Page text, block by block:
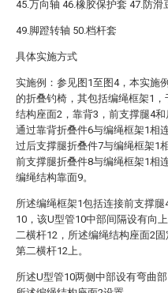
45.万向轴 46.橡胶保护套 47.防滑
49.脚蹬转轴 50.档杆套
具体实施方式
实施例：参见图1至图4，本实施
的折叠钓椅，其包括编绳框架1
结构座面2，靠背3，前支撑腿4
通过靠背折叠件6与编绳框架1相
过后支撑腿折叠件7与编绳框架1
前支撑腿折叠件8与编绳框架1相
编绳结构靠面9。
所述编绳框架1包括连接前支撑
10，该U型管10中部间隔设有向
二横杆12，所述编绳结构座面2
第二横杆12上。
所述U型管10两侧中部设有弯曲